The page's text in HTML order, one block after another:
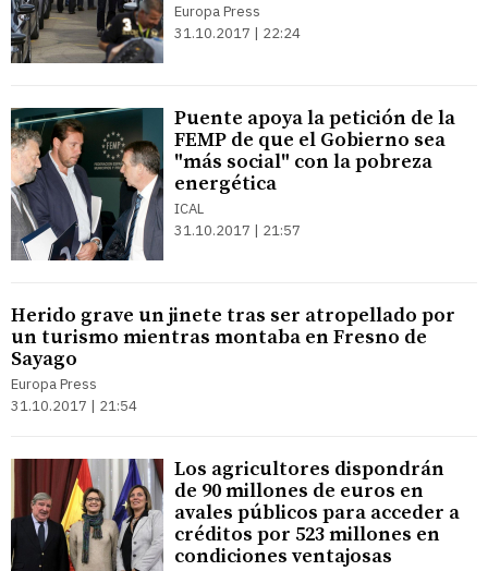
Europa Press
31.10.2017 | 22:24
Puente apoya la petición de la
FEMP de que el Gobierno sea
"más social" con la pobreza
energética
ICAL
31.10.2017 | 21:57
Herido grave un jinete tras ser atropellado por
un turismo mientras montaba en Fresno de
Sayago
Europa Press
31.10.2017 | 21:54
Los agricultores dispondrán
de 90 millones de euros en
avales públicos para acceder a
créditos por 523 millones en
condiciones ventajosas